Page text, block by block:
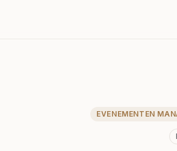
EVENEMENTEN